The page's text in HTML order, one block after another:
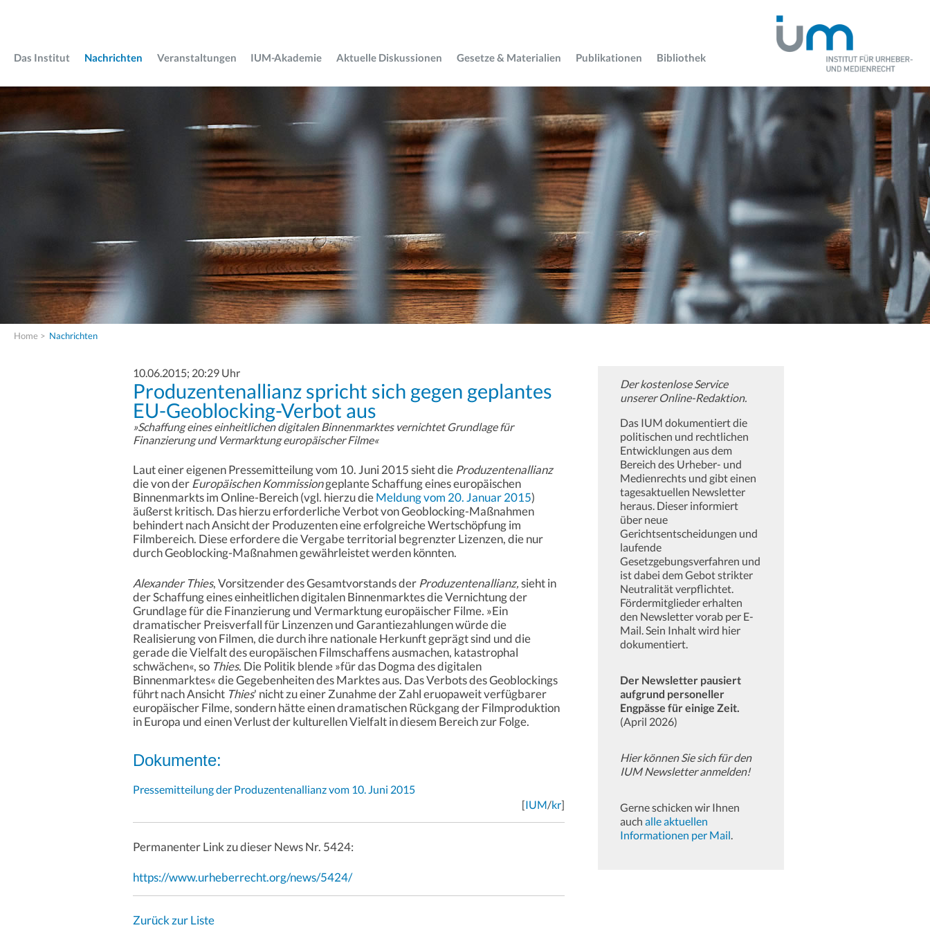
Das Institut Nachrichten Veranstaltungen IUM-Akademie Aktuelle Diskussionen Gesetze & Materialien Publikationen Bibliothek
Home > Nachrichten
10.06.2015; 20:29 Uhr
Produzentenallianz spricht sich gegen geplantes
EU-Geoblocking-Verbot aus
»Schaffung eines einheitlichen digitalen Binnenmarktes vernichtet Grundlage für
Finanzierung und Vermarktung europäischer Filme«
Laut einer eigenen Pressemitteilung vom 10. Juni 2015 sieht die Produzentenallianz
die von derEuropäischen Kommissiongeplante Schaffung eines europäischen
Binnenmarkts im Online-Bereich (vgl. hierzu dieMeldung vom 20. Januar 2015)
äußerst kritisch. Das hierzu erforderliche Verbot von Geoblocking-Maßnahmen
behindert nach Ansicht der Produzenten eine erfolgreiche Wertschöpfung im
Filmbereich. Diese erfordere die Vergabe territorial begrenzter Lizenzen, die nur
durch Geoblocking-Maßnahmen gewährleistet werden könnten.
Alexander Thies, Vorsitzender des Gesamtvorstands der Produzentenallianz,sieht in
der Schaffung eines einheitlichen digitalen Binnenmarktes die Vernichtung der
Grundlage für die Finanzierung und Vermarktung europäischer Filme. »Ein
dramatischer Preisverfall für Linzenzen und Garantiezahlungen würde die
Realisierung von Filmen, die durch ihre nationale Herkunft geprägt sind und die
gerade die Vielfalt des europäischen Filmschaffens ausmachen, katastrophal
schwächen«, so Thies. Die Politik blende »für das Dogma des digitalen
Binnenmarktes« die Gegebenheiten des Marktes aus. Das Verbots des Geoblockings
führt nach Ansicht Thies' nicht zu einer Zunahme der Zahl eruopaweit verfügbarer
europäischer Filme, sondern hätte einen dramatischen Rückgang der Filmproduktion
in Europa und einen Verlust der kulturellen Vielfalt in diesem Bereich zur Folge.
Dokumente:
Pressemitteilung der Produzentenallianz vom 10. Juni 2015
[IUM/kr]
Permanenter Link zu dieser News Nr. 5424:
https://www.urheberrecht.org/news/5424/
Zurück zur Liste
Der kostenlose Service
unserer Online-Redaktion.
Das IUM dokumentiert die
politischen und rechtlichen
Entwicklungen aus dem
Bereich des Urheber- und
Medienrechts und gibt einen
tagesaktuellen Newsletter
heraus. Dieser informiert
über neue
Gerichtsentscheidungen und
laufende
Gesetzgebungsverfahren und
ist dabei dem Gebot strikter
Neutralität verpflichtet.
Fördermitglieder erhalten
den Newsletter vorab per E-
Mail. Sein Inhalt wird hier
dokumentiert.
Der Newsletter pausiert
aufgrund personeller
Engpässe für einige Zeit.
(April 2026)
Hier können Sie sich für den
IUM Newsletter anmelden!
Gerne schicken wir Ihnen
auch alle aktuellen
Informationen per Mail.